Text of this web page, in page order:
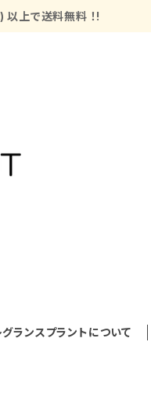
上で送料無料 ！!
グランスプラントについて